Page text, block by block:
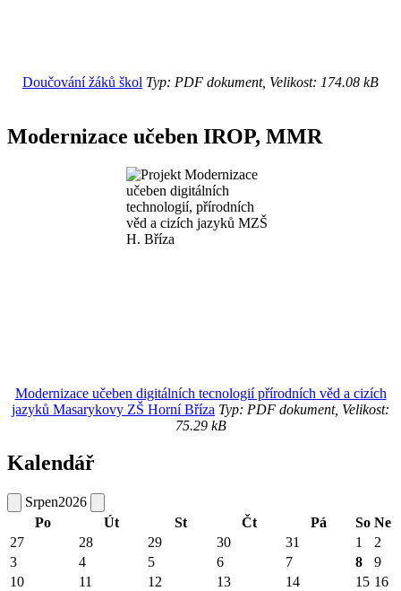
Doučování žáků škol Typ: PDF dokument, Velikost: 174.08 kB
Modernizace učeben IROP, MMR
Modernizace učeben digitálních tecnologií přírodních věd a cizích
jazyků Masarykovy ZŠ Horní Bříza Typ: PDF dokument, Velikost:
75.29 kB
Kalendář
Srpen2026
Po
Út St Čt Pá So Ne
27
28 29 30 31 1
2
3
4 5 6 7 8
9
10
11 12 13 14 15 16